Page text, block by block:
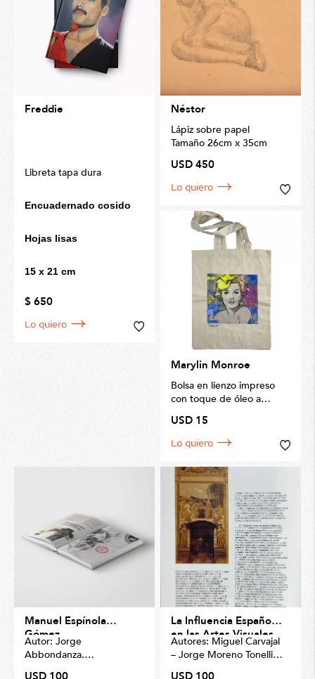
Freddie
Libreta tapa dura
Encuadernado cosido
Hojas lisas
15 x 21 cm
$ 650
Lo quiero
Néstor
Lápiz sobre papel
Tamaño 26cm x 35cm
USD 450
Lo quiero
Marylin Monroe
Bolsa en lienzo impreso
con toque de óleo a
Tamaño 40 x 30cm
USD 15
Lo quiero
Manuel Espínola
Gómez
Autor: Jorge
Abbondanza.
USD 100
La Influencia Española
en las Artes Visuales
Autores: Miguel Carvajal
– Jorge Moreno Tonelli.
USD 100